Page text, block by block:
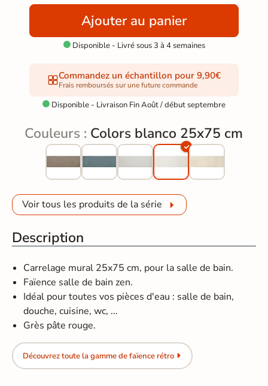
Ajouter au panier
Disponible - Livré sous 3 à 4 semaines
Commandez un échantillon pour 9,90€
Frais remboursés sur une future commande
 Disponible - Livraison Fin Août / début septembre
Couleurs : Colors blanco 25x75 cm
Voir tous les produits de la série
Description
Carrelage mural 25x75 cm, pour la salle de bain.
Faïence salle de bain zen.
Idéal pour toutes vos pièces d'eau : salle de bain,
douche, cuisine, wc, ...
Grès pâte rouge.
Découvrez toute la gamme de faïence rétro